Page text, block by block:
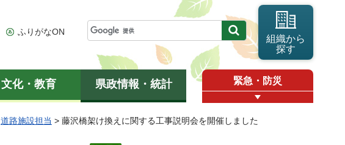
ふりがなON
組織から
探す
文化・教育 県政情報・統計 緊急・防災
道路施設担当 > 藤沢橋架け換えに関する工事説明会を開催しました